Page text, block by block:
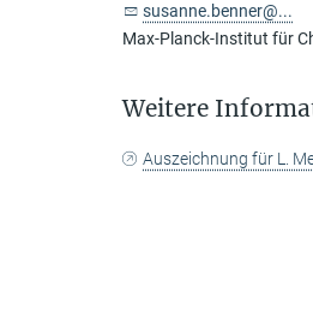
susanne.benner@...
Max-Planck-Institut für
Weitere
Auszeichnung für L.